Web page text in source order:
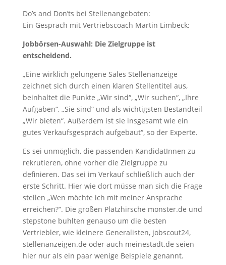
Do’s and Don’ts bei Stellenangeboten:
Ein Gespräch mit Vertriebscoach Martin Limbeck:
Jobbörsen-Auswahl: Die Zielgruppe ist
entscheidend.
„Eine wirklich gelungene Sales Stellenanzeige
zeichnet sich durch einen klaren Stellentitel aus,
beinhaltet die Punkte „Wir sind“, „Wir suchen“, „Ihre
Aufgaben“, „Sie sind“ und als wichtigsten Bestandteil
„Wir bieten“. Außerdem ist sie insgesamt wie ein
gutes Verkaufsgespräch aufgebaut“, so der Experte.
Es sei unmöglich, die passenden KandidatInnen zu
rekrutieren, ohne vorher die Zielgruppe zu
definieren. Das sei im Verkauf schließlich auch der
erste Schritt. Hier wie dort müsse man sich die Frage
stellen „Wen möchte ich mit meiner Ansprache
erreichen?“. Die großen Platzhirsche monster.de und
stepstone buhlten genauso um die besten
Vertriebler, wie kleinere Generalisten, jobscout24,
stellenanzeigen.de oder auch meinestadt.de seien
hier nur als ein paar wenige Beispiele genannt.